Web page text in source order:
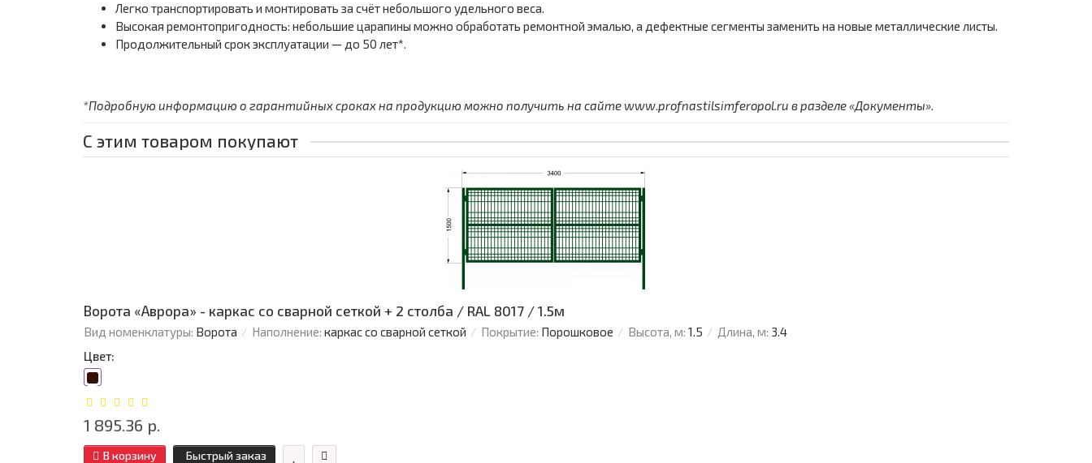
Легко транспортировать и монтировать за счёт небольшого удельного веса.
Высокая ремонтопригодность: небольшие царапины можно обработать ремонтной эмалью, а дефектные сегменты заменить на новые металлические листы.
Продолжительный срок эксплуатации — до 50 лет*.
*Подробную информацию о гарантийных сроках на продукцию можно получить на сайте www.profnastilsimferopol.ru в разделе «Документы».
С этим товаром покупают
Ворота «Аврора» - каркас со сварной сеткой + 2 столба / RAL 8017 / 1.5м
Вид номенклатуры: Ворота Наполнение: каркас со сварной сеткой Покрытие: Порошковое Высота, м: 1.5 Длина, м: 3.4
Цвет:
1 895.36 р.
В корзину Быстрый заказ